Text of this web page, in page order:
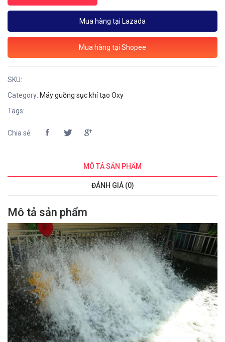
Mua hàng tại Lazada
Mua hàng tại Shopee
SKU:
Category: Máy guồng sục khí tạo Oxy
Tags:
Chia sẻ:
MÔ TẢ SẢN PHẨM
ĐÁNH GIÁ (0)
Mô tả sản phẩm